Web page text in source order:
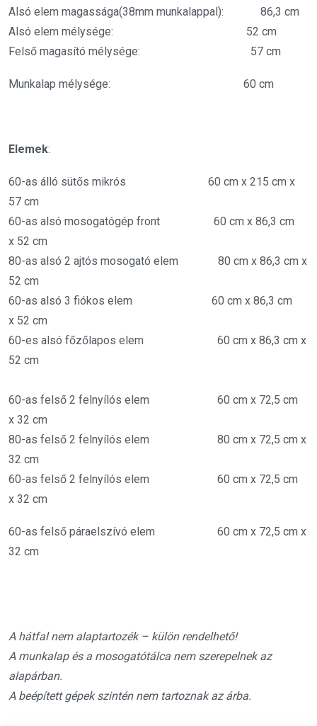
Alsó elem magassága(38mm munkalappal): 86,3 cm
Alsó elem mélysége: 52 cm
Felső magasító mélysége: 57 cm
Munkalap mélysége: 60 cm
Elemek:
60-as álló sütős mikrós 60 cm x 215 cm x
57 cm
60-as alsó mosogatógép front 60 cm x 86,3 cm
x 52 cm
80-as alsó 2 ajtós mosogató elem 80 cm x 86,3 cm x
52 cm
60-as alsó 3 fiókos elem 60 cm x 86,3 cm
x 52 cm
60-es alsó főzőlapos elem 60 cm x 86,3 cm x
52 cm
60-as felső 2 felnyílós elem 60 cm x 72,5 cm
x 32 cm
80-as felső 2 felnyílós elem 80 cm x 72,5 cm x
32 cm
60-as felső 2 felnyílós elem 60 cm x 72,5 cm
x 32 cm
60-as felső páraelszívó elem 60 cm x 72,5 cm x
32 cm
A hátfal nem alaptartozék – külön rendelhető!
A munkalap és a mosogatótálca nem szerepelnek az
alapárban.
A beépített gépek szintén nem tartoznak az árba.